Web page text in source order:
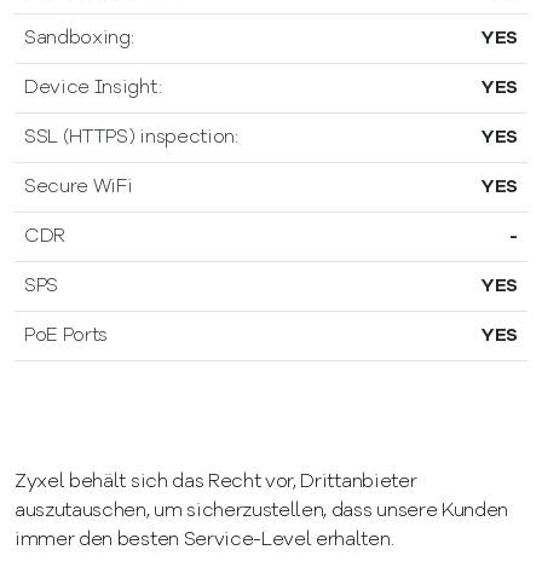
Sandboxing: YES
Device Insight: YES
SSL (HTTPS) inspection: YES
Secure WiFi YES
CDR -
SPS YES
PoE Ports YES
Zyxel behält sich das Recht vor, Drittanbieter
auszutauschen, um sicherzustellen, dass unsere Kunden
immer den besten Service-Level erhalten.